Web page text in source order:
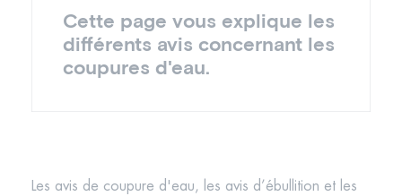
Cette page vous explique les
différents avis concernant les
coupures d'eau.
Les avis de coupure d'eau, les avis d’ébullition et les